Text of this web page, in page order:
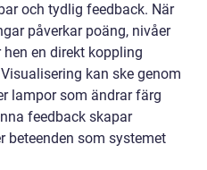
och tydlig feedback. När
påverkar poäng, nivåer
en direkt koppling
kan ske genom
lampor som ändrar färg
feedback skapar
beteenden som systemet